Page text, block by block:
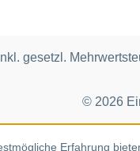
gesetzl.
© 2026
Erfahrung